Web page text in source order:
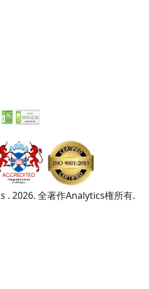
. 2026. 全著作Analytics権所有.